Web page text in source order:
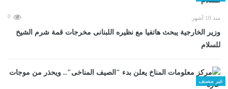
منذ 10 أشهر 0
وزير الخارجية يبحث هاتفيا مع نظيره اللبنانى مخرجات قمة شرم الشيخ
للسلام
غير مصنف